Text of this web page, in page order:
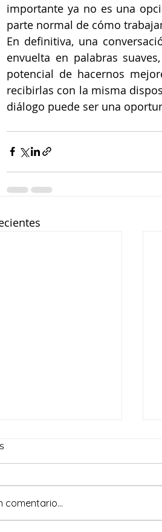
importante ya no es una
parte normal de cómo
En definitiva, una
envuelta en palabras
potencial de hacernos
recibirlas con la misma
diálogo puede ser una
comentario...